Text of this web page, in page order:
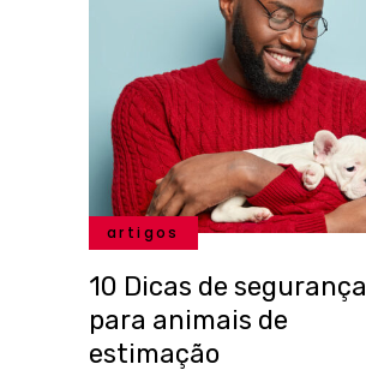
artigos
10 Dicas de segurança
para animais de
estimação